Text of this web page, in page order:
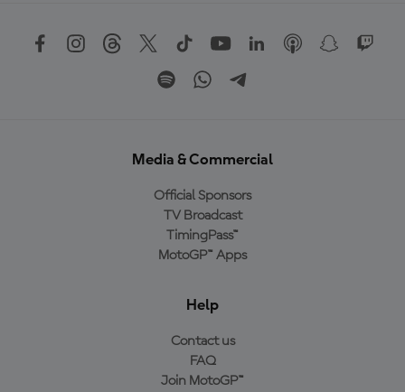
Media & Commercial
Official Sponsors
TV Broadcast
TimingPass™
MotoGP™ Apps
Help
Contact us
FAQ
Join MotoGP™